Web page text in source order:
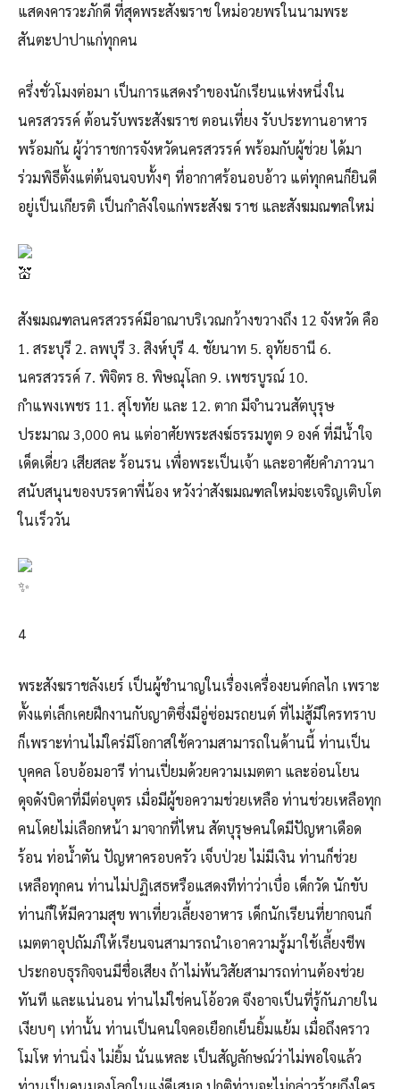
แสดงคารวะภักดี ที่สุดพระสังฆราช ใหม่อวยพรในนามพระ
สันตะปาปาแก่ทุกคน
ครึ่งชั่วโมงต่อมา เป็นการแสดงรำของนักเรียนแห่งหนึ่งใน
นครสวรรค์ ต้อนรับพระสังฆราช ตอนเที่ยง รับประทานอาหาร
พร้อมกัน ผู้ว่าราชการจังหวัดนครสวรรค์ พร้อมกับผู้ช่วย ได้มา
ร่วมพิธีตั้งแต่ต้นจนจบทั้งๆ ที่อากาศร้อนอบอ้าว แต่ทุกคนก็ยินดี
อยู่เป็นเกียรติ เป็นกำลังใจแก่พระสังฆ ราช และสังฆมณฑลใหม่
สังฆมณฑลนครสวรรค์มีอาณาบริเวณกว้างขวางถึง 12 จังหวัด คือ
1. สระบุรี 2. ลพบุรี 3. สิงห์บุรี 4. ชัยนาท 5. อุทัยธานี 6.
นครสวรรค์ 7. พิจิตร 8. พิษณุโลก 9. เพชรบูรณ์ 10.
กำแพงเพชร 11. สุโขทัย และ 12. ตาก มีจำนวนสัตบุรุษ
ประมาณ 3,000 คน แต่อาศัยพระสงฆ์ธรรมทูต 9 องค์ ที่มีน้ำใจ
เด็ดเดี่ยว เสียสละ ร้อนรน เพื่อพระเป็นเจ้า และอาศัยคำภาวนา
สนับสนุนของบรรดาพี่น้อง หวังว่าสังฆมณฑลใหม่จะเจริญเติบโต
ในเร็ววัน
4
พระสังฆราชลังเยร์ เป็นผู้ชำนาญในเรื่องเครื่องยนต์กลไก เพราะ
ตั้งแต่เล็กเคยฝึกงานกับญาติซึ่งมีอู่ซ่อมรถยนต์ ที่ไม่สู้มีใครทราบ
ก็เพราะท่านไม่ใคร่มีโอกาสใช้ความสามารถในด้านนี้ ท่านเป็น
บุคคล โอบอ้อมอารี ท่านเปี่ยมด้วยความเมตตา และอ่อนโยน
ดุจดังบิดาที่มีต่อบุตร เมื่อมีผู้ขอความช่วยเหลือ ท่านช่วยเหลือทุก
คนโดยไม่เลือกหน้า มาจากที่ไหน สัตบุรุษคนใดมีปัญหาเดือด
ร้อน ท่อน้ำตัน ปัญหาครอบครัว เจ็บป่วย ไม่มีเงิน ท่านก็ช่วย
เหลือทุกคน ท่านไม่ปฏิเสธหรือแสดงทีท่าว่าเบื่อ เด็กวัด นักขับ
ท่านก็ให้มีความสุข พาเที่ยวเลี้ยงอาหาร เด็กนักเรียนที่ยากจนก็
เมตตาอุปถัมภ์ให้เรียนจนสามารถนำเอาความรู้มาใช้เลี้ยงชีพ
ประกอบธุรกิจจนมีชื่อเสียง ถ้าไม่พ้นวิสัยสามารถท่านต้องช่วย
ทันที และแน่นอน ท่านไม่ใช่คนโอ้อวด จึงอาจเป็นที่รู้กันภายใน
เงียบๆ เท่านั้น ท่านเป็นคนใจคอเยือกเย็นยิ้มแย้ม เมื่อถึงคราว
โมโห ท่านนิ่ง ไม่ยิ้ม นั่นแหละ เป็นสัญลักษณ์ว่าไม่พอใจแล้ว